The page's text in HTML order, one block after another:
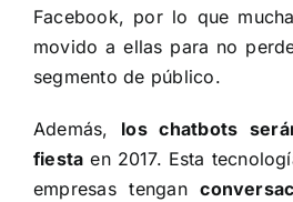
Facebook, por lo que
movido a ellas para no
segmento de público.
Además, los chatbots
fiesta en 2017. Esta
empresas tengan